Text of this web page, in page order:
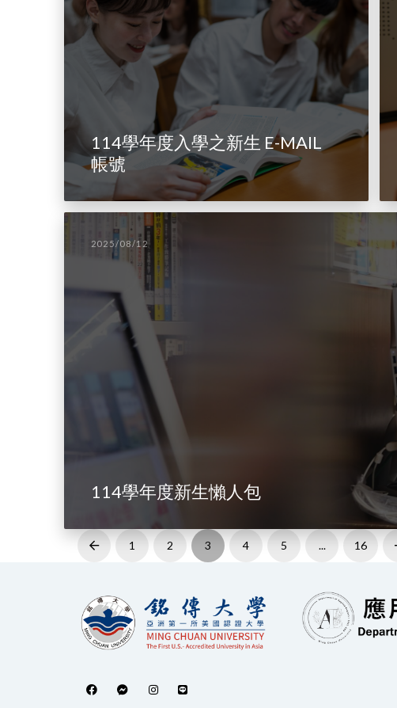
114學年度入學之新生 E-MAIL
帳號
2025/08/12
114學年度新生懶人包
Prev 1 2 3 4 5 ... 16